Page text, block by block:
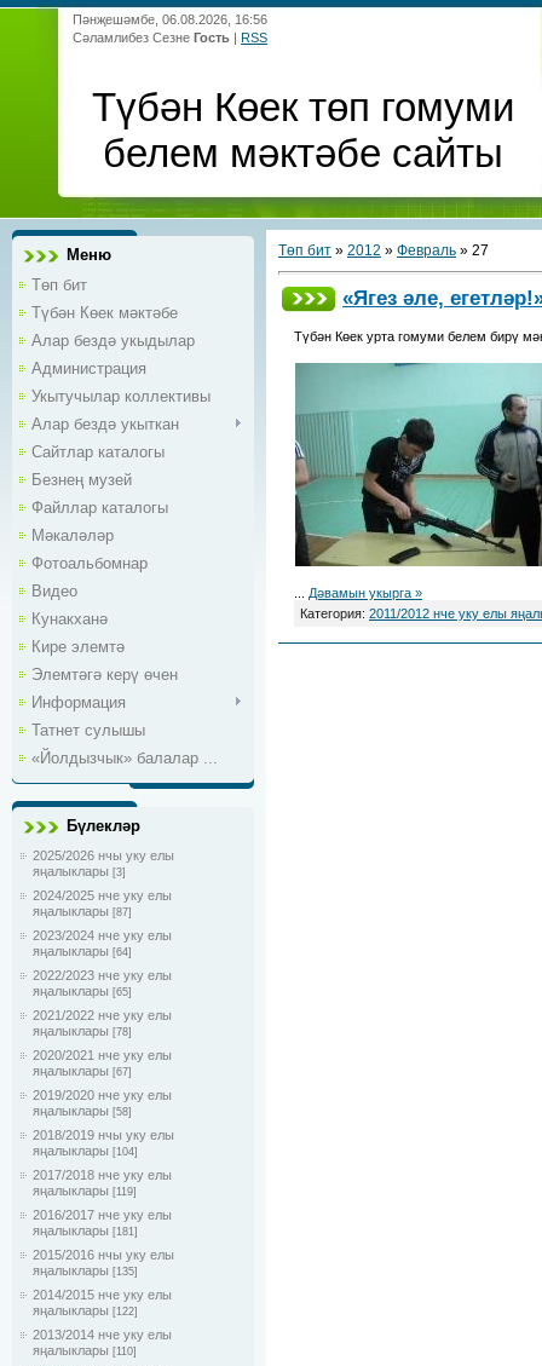
Пәнҗешәмбе, 06.08.2026, 16:56
Сәламлибез Сезне Гость | RSS
Түбән Көек төп гомуми
белем мәктәбе сайты
Меню
Төп бит
Түбән Көек мәктәбе
Алар бездә укыдылар
Администрация
Укытучылар коллективы
Алар бездә укыткан
Сайтлар каталогы
Безнең музей
Файллар каталогы
Мәкаләләр
Фотоальбомнар
Видео
Кунакханә
Кире элемтә
Элемтәгә керү өчен
Информация
Татнет сулышы
«Йолдызчык» балалар ...
Бүлекләр
2025/2026 нчы уку елы
яңалыклары [3]
2024/2025 нче уку елы
яңалыклары [87]
2023/2024 нче уку елы
яңалыклары [64]
2022/2023 нче уку елы
яңалыклары [65]
2021/2022 нче уку елы
яңалыклары [78]
2020/2021 нче уку елы
яңалыклары [67]
2019/2020 нче уку елы
яңалыклары [58]
2018/2019 нчы уку елы
яңалыклары [104]
2017/2018 нче уку елы
яңалыклары [119]
2016/2017 нче уку елы
яңалыклары [181]
2015/2016 нчы уку елы
яңалыклары [135]
2014/2015 нче уку елы
яңалыклары [122]
2013/2014 нче уку елы
яңалыклары [110]
Төп бит » 2012 » Февраль » 27
«Ягез әле,
Түбән Көек урта гомуми белем бирү
Дәвамын укырга »
Категория: 2011/2012 нче уку елы